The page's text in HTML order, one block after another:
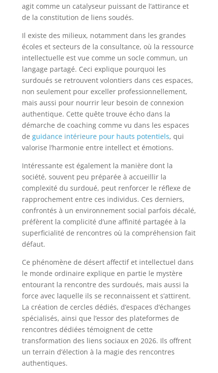
agit comme un catalyseur puissant de l’attirance et
de la constitution de liens soudés.
Il existe des milieux, notamment dans les grandes
écoles et secteurs de la consultance, où la ressource
intellectuelle est vue comme un socle commun, un
langage partagé. Ceci explique pourquoi les
surdoués se retrouvent volontiers dans ces espaces,
non seulement pour exceller professionnellement,
mais aussi pour nourrir leur besoin de connexion
authentique. Cette quête trouve écho dans la
démarche de coaching comme vu dans les espaces
de guidance intérieure pour hauts potentiels, qui
valorise l’harmonie entre intellect et émotions.
Intéressante est également la manière dont la
société, souvent peu préparée à accueillir la
complexité du surdoué, peut renforcer le réflexe de
rapprochement entre ces individus. Ces derniers,
confrontés à un environnement social parfois décalé,
préfèrent la complicité d’une affinité partagée à la
superficialité de rencontres où la compréhension fait
défaut.
Ce phénomène de désert affectif et intellectuel dans
le monde ordinaire explique en partie le mystère
entourant la rencontre des surdoués, mais aussi la
force avec laquelle ils se reconnaissent et s’attirent.
La création de cercles dédiés, d’espaces d’échanges
spécialisés, ainsi que l’essor des plateformes de
rencontres dédiées témoignent de cette
transformation des liens sociaux en 2026. Ils offrent
un terrain d’élection à la magie des rencontres
authentiques.